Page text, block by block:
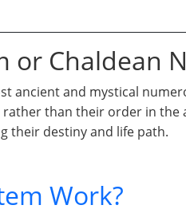
or Chaldean
ancient and mystical
than their order in the
their destiny and life path.
Work?